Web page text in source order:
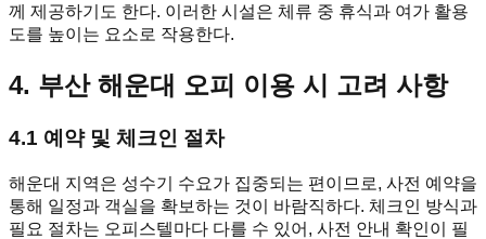
께 제공하기도 한다. 이러한 시설은 체류 중 휴식과 여가 활용
도를 높이는 요소로 작용한다.
4. 부산 해운대 오피 이용 시 고려 사항
4.1 예약 및 체크인 절차
해운대 지역은 성수기 수요가 집중되는 편이므로, 사전 예약을
통해 일정과 객실을 확보하는 것이 바람직하다. 체크인 방식과
필요 절차는 오피스텔마다 다를 수 있어, 사전 안내 확인이 필